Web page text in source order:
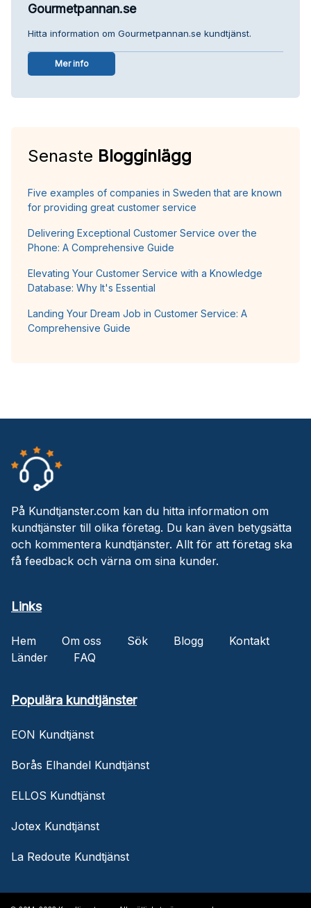
Gourmetpannan.se
Hitta information om Gourmetpannan.se kundtjänst.
Mer info
Senaste Blogginlägg
Five examples of companies in Sweden that are known
for providing great customer service
Delivering Exceptional Customer Service over the
Phone: A Comprehensive Guide
Elevating Your Customer Service with a Knowledge
Database: Why It's Essential
Landing Your Dream Job in Customer Service: A
Comprehensive Guide
På Kundtjanster.com kan du hitta information om
kundtjänster till olika företag. Du kan även betygsätta
och kommentera kundtjänster. Allt för att företag ska
få feedback och värna om sina kunder.
Links
Hem Om oss Sök Blogg
Kontakt
Länder
FAQ
Populära kundtjänster
EON Kundtjänst
Borås Elhandel Kundtjänst
ELLOS Kundtjänst
Jotex Kundtjänst
La Redoute Kundtjänst